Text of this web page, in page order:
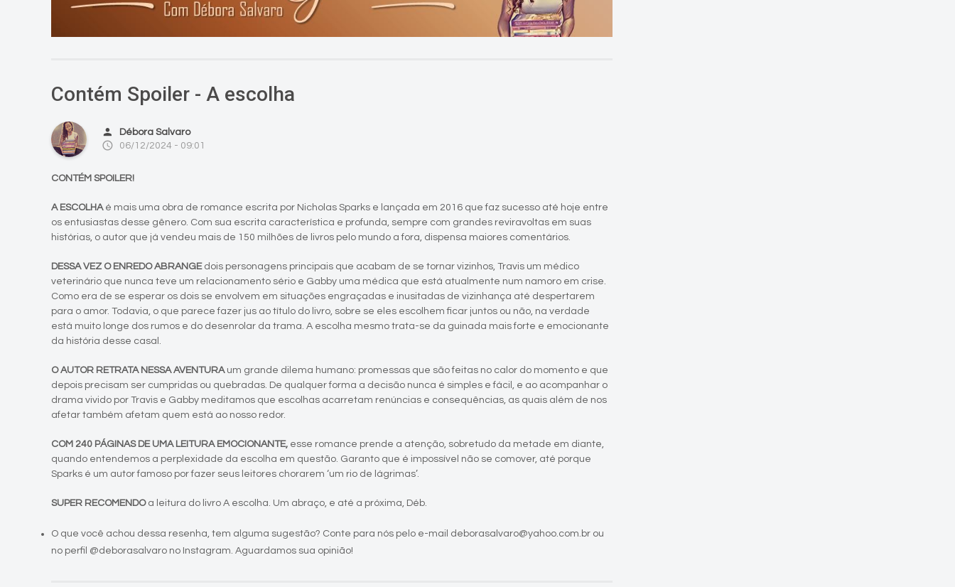
Contém Spoiler - A escolha
person Débora Salvaro
access_time 06/12/2024 - 09:01
CONTÉM SPOILER!
A ESCOLHA é mais uma obra de romance escrita por Nicholas Sparks e lançada em 2016 que faz sucesso até hoje entre
os entusiastas desse gênero. Com sua escrita característica e profunda, sempre com grandes reviravoltas em suas
histórias, o autor que já vendeu mais de 150 milhões de livros pelo mundo a fora, dispensa maiores comentários.
DESSA VEZ O ENREDO ABRANGEdois personagens principais que acabam de se tornar vizinhos, Travis um médico
veterinário que nunca teve um relacionamento sério e Gabby uma médica que está atualmente num namoro em crise.
Como era de se esperar os dois se envolvem em situações engraçadas e inusitadas de vizinhança até despertarem
para o amor. Todavia, o que parece fazer jus ao título do livro, sobre se eles escolhem ficar juntos ou não, na verdade
está muito longe dos rumos e do desenrolar da trama. A escolha mesmo trata-se da guinada mais forte e emocionante
da história desse casal.
O AUTOR RETRATA NESSA AVENTURAum grande dilema humano: promessas que são feitas no calor do momento e que
depois precisam ser cumpridas ou quebradas. De qualquer forma a decisão nunca é simples e fácil, e ao acompanhar o
drama vivido por Travis e Gabby meditamos que escolhas acarretam renúncias e consequências, as quais além de nos
afetar também afetam quem está ao nosso redor.
COM 240 PÁGINAS DE UMA LEITURA EMOCIONANTE, esse romance prende a atenção, sobretudo da metade em diante,
quando entendemos a perplexidade da escolha em questão. Garanto que é impossível não se comover, até porque
Sparks é um autor famoso por fazer seus leitores chorarem ‘um rio de lágrimas’.
SUPER RECOMENDOa leitura do livro A escolha. Um abraço, e até a próxima, Déb.
O que você achou dessa resenha, tem alguma sugestão? Conte para nós pelo e-mail deborasalvaro@yahoo.com.br ou
no perfil @deborasalvaro no Instagram. Aguardamos sua opinião!